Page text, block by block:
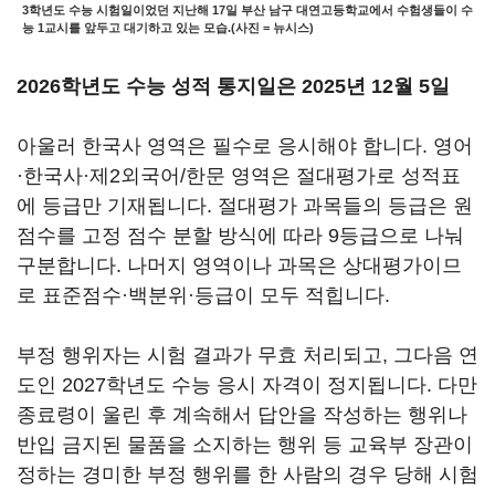
3학년도 수능 시험일이었던 지난해 17일 부산 남구 대연고등학교에서 수험생들이 수
능 1교시를 앞두고 대기하고 있는 모습.(사진 = 뉴시스)
2026학년도 수능 성적 통지일은 2025년 12월 5일
아울러 한국사 영역은 필수로 응시해야 합니다. 영어
·한국사·제2외국어/한문 영역은 절대평가로 성적표
에 등급만 기재됩니다. 절대평가 과목들의 등급은 원
점수를 고정 점수 분할 방식에 따라 9등급으로 나눠
구분합니다. 나머지 영역이나 과목은 상대평가이므
로 표준점수·백분위·등급이 모두 적힙니다.
부정 행위자는 시험 결과가 무효 처리되고, 그다음 연
도인 2027학년도 수능 응시 자격이 정지됩니다. 다만
종료령이 울린 후 계속해서 답안을 작성하는 행위나
반입 금지된 물품을 소지하는 행위 등 교육부 장관이
정하는 경미한 부정 행위를 한 사람의 경우 당해 시험